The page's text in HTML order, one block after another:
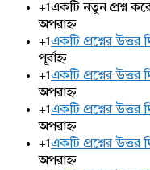
+1একটি নতুন প্রশ্ন
অপরাহ্ন
+1একটি প্রশ্নের উত্তর
পূর্বাহ্ন
+1একটি প্রশ্নের উত্তর
অপরাহ্ন
+1একটি প্রশ্নের উত্তর
অপরাহ্ন
+1একটি প্রশ্নের উত্তর
অপরাহ্ন